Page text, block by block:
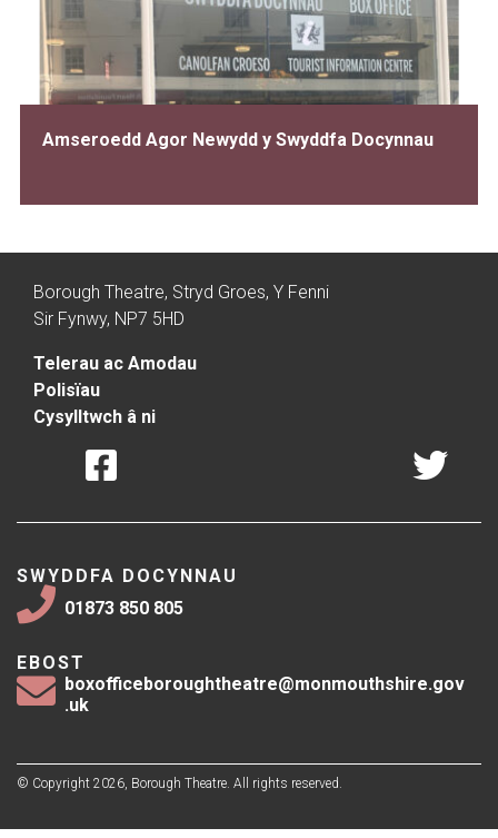
Amseroedd Agor Newydd y Swyddfa Docynnau
Borough Theatre, Stryd Groes, Y Fenni
Sir Fynwy, NP7 5HD
Telerau ac Amodau
Polisïau
Cysylltwch â ni
SWYDDFA DOCYNNAU
01873 850 805
EBOST
boxofficeboroughtheatre@monmouthshire.gov
.uk
© Copyright 2026, Borough Theatre. All rights reserved.